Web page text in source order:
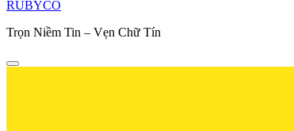
RUBYCO
Trọn Niềm Tin – Vẹn Chữ Tín